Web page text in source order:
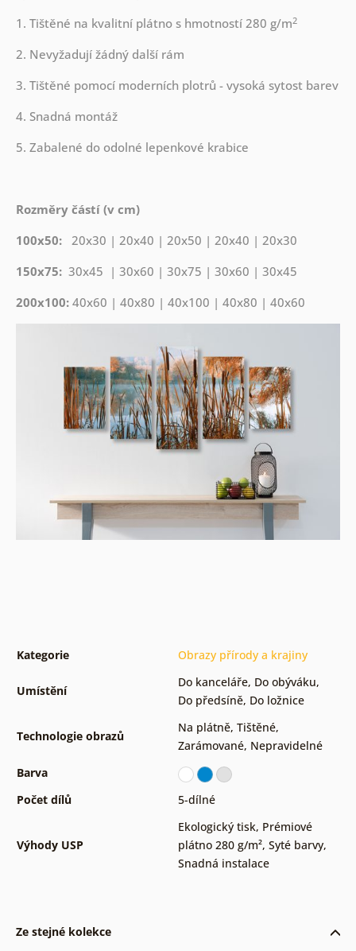
1. Tištěné na kvalitní plátno s hmotností 280 g/m2
2. Nevyžadují žádný další rám
3. Tištěné pomocí moderních plotrů - vysoká sytost barev
4. Snadná montáž
5. Zabalené do odolné lepenkové krabice
Rozměry částí (v cm)
100x50: 20x30 | 20x40 | 20x50 | 20x40 | 20x30
150x75: 30x45 | 30x60 | 30x75 | 30x60 | 30x45
200x100: 40x60 | 40x80 | 40x100 | 40x80 | 40x60
Kategorie Obrazy přírody a krajiny
Umístění
Do kanceláře, Do obýváku,
Do předsíně, Do ložnice
Technologie obrazů
Na plátně, Tištěné,
Zarámované, Nepravidelné
Barva
Počet dílů
5-dílné
Výhody USP
Ekologický tisk, Prémiové
plátno 280 g/m², Syté barvy,
Snadná instalace
Ze stejné kolekce